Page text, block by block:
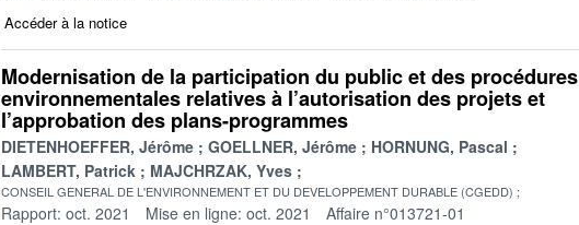
Accéder à la notice
Modernisation de la participation du public et des procédures
environnementales relatives à l’autorisation des projets et
l’approbation des plans-programmes
DIETENHOEFFER, Jérôme GOELLNER, Jérôme
HORNUNG, Pascal
LAMBERT, Patrick
MAJCHRZAK, Yves
CONSEIL GENERAL DE L'ENVIRONNEMENT ET DU DEVELOPPEMENT DURABLE (CGEDD)
Rapport: oct. 2021 Mise en ligne: oct. 2021 Affaire n°013721-01